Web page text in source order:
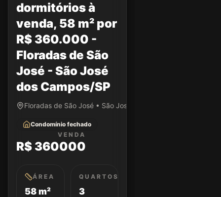
dormitórios à
venda, 58 m² por
R$ 360.000 -
Floradas de São
José - São José
dos Campos/SP
Floradas de São José • São José dos Campos/SP
Condomínio fechado
VENDA
R$ 360000
ÁREA
58 m²
QUARTOS
3